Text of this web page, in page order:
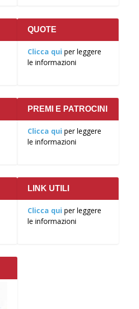
QUOTE
Clicca qui per leggere
le informazioni
PREMI E PATROCINI
Clicca qui per leggere
le informazioni
LINK UTILI
Clicca qui per leggere
le informazioni